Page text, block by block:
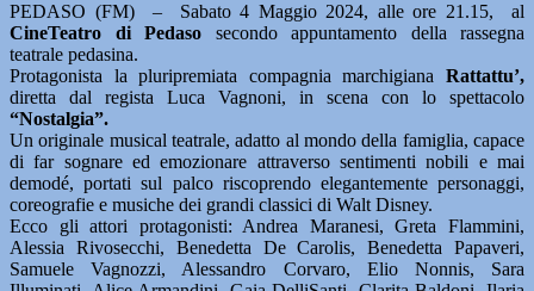
PEDASO (FM) – Sabato 4 Maggio 2024, alle ore 21.15, al
CineTeatro di Pedaso secondo appuntamento della rassegna
teatrale pedasina.
Protagonista la pluripremiata compagnia marchigiana Rattattu’,
diretta dal regista Luca Vagnoni, in scena con lo spettacolo
“Nostalgia”.
Un originale musical teatrale, adatto al mondo della famiglia, capace
di far sognare ed emozionare attraverso sentimenti nobili e mai
demodé, portati sul palco riscoprendo elegantemente personaggi,
coreografie e musiche dei grandi classici di Walt Disney.
Ecco gli attori protagonisti: Andrea Maranesi, Greta Flammini,
Alessia Rivosecchi, Benedetta De Carolis, Benedetta Papaveri,
Samuele Vagnozzi, Alessandro Corvaro, Elio Nonnis, Sara